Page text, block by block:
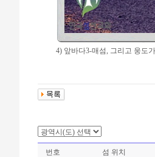
4) 앞바다3-매섬, 그리고 웅도
번호 섬 위치